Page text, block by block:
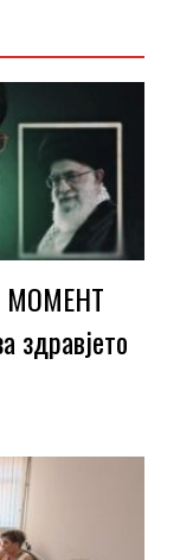
МОМЕНТ
здравјето